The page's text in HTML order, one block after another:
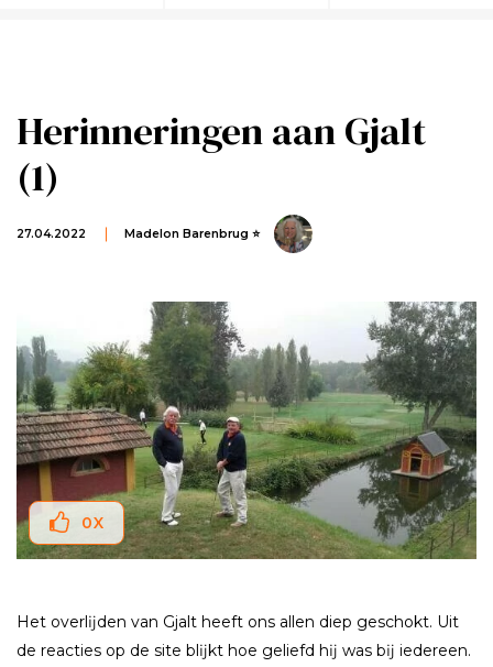
Herinneringen aan Gjalt
(1)
27.04.2022 Madelon Barenbrug ⭐
0X
Het overlĳden van Gjalt heeft ons allen diep geschokt. Uit
de reacties op de site blĳkt hoe geliefd hĳ was bĳ iedereen.